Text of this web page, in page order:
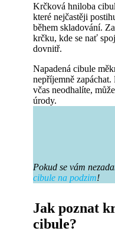
Krčková hniloba
které nejčastěji
během skladování.
krčku, kde se nať
dovnitř.
Napadená cibule
nepříjemně
včas neodhalíte,
úrody.
Pokud se vám
cibule na podzim!
Jak poznat
cibule?